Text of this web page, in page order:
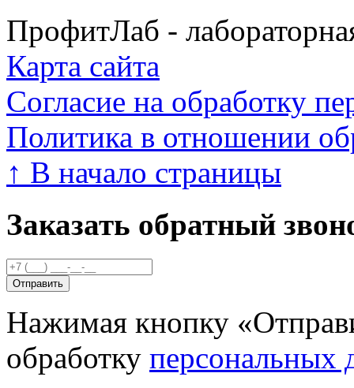
ПрофитЛаб -
Карта сайта
Согласие на обработку
Политика в отношении
↑ В начало страницы
Заказать обратный
Нажимая кнопку
обработку персональных